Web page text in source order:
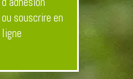
ou souscrire en
ligne